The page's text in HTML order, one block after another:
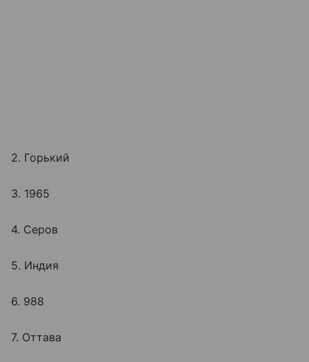
2. Горький
3. 1965
4. Серов
5. Индия
6. 988
7. Оттава